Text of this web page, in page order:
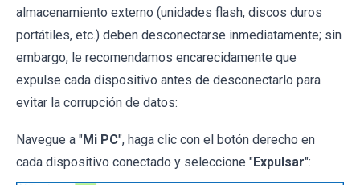
almacenamiento externo (unidades flash, discos duros
portátiles, etc.) deben desconectarse inmediatamente; sin
embargo, le recomendamos encarecidamente que
expulse cada dispositivo antes de desconectarlo para
evitar la corrupción de datos:
Navegue a "Mi PC", haga clic con el botón derecho en
cada dispositivo conectado y seleccione "Expulsar":